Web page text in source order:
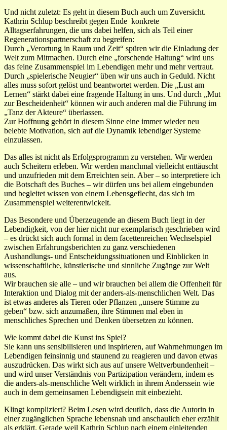
Und nicht zuletzt: Es geht in diesem Buch auch um Zuversicht.
Kathrin Schlup beschreibt gegen Ende konkrete
Alltagserfahrungen, die uns dabei helfen, sich als Teil einer
Regenerationspartnerschaft zu begreifen:
Durch „Verortung in Raum und Zeit“ spüren wir die Einladung der
Welt zum Mitmachen. Durch eine „forschende Haltung“ wird uns
das feine Zusammenspiel im Lebendigen mehr und mehr vertraut.
Durch „spielerische Neugier“ üben wir uns auch in Geduld. Nicht
alles muss sofort gelöst und beantwortet werden. Die „Lust am
Lernen“ stärkt dabei eine fragende Haltung in uns. Und durch „Mut
zur Bescheidenheit“ können wir auch anderen mal die Führung im
„Tanz der Akteure“ überlassen.
Zur Hoffnung gehört in diesem Sinne eine immer wieder neu
belebte Motivation, sich auf die Dynamik lebendiger Systeme
einzulassen.
Das alles ist nicht als Erfolgsprogramm zu verstehen. Wir werden
auch Scheitern erleben. Wir werden manchmal vielleicht enttäuscht
und unzufrieden mit dem Erreichten sein. Aber – so interpretiere ich
die Botschaft des Buches – wir dürfen uns bei allem eingebunden
und begleitet wissen von einem Lebensgeflecht, das sich im
Zusammenspiel weiterentwickelt.
Das Besondere und Überzeugende an diesem Buch liegt in der
Lebendigkeit, von der hier nicht nur exemplarisch geschrieben wird
– es drückt sich auch formal in dem facettenreichen Wechselspiel
zwischen Erfahrungsberichten zu ganz verschiedenen
Aushandlungs- und Entscheidungssituationen und Einblicken in
wissenschaftliche, künstlerische und sinnliche Zugänge zur Welt
aus.
Wir brauchen sie alle – und wir brauchen bei allem die Offenheit für
Interaktion und Dialog mit der anders-als-menschlichen Welt. Das
ist etwas anderes als Tieren oder Pflanzen „unsere Stimme zu
geben“ bzw. sich anzumaßen, ihre Stimmen mal eben in
menschliches Sprechen und Denken übersetzen zu können.
Wie kommt dabei die Kunst ins Spiel?
Sie kann uns sensibilisieren und inspirieren, auf Wahrnehmungen im
Lebendigen feinsinnig und staunend zu reagieren und davon etwas
auszudrücken. Das wirkt sich aus auf unsere Weltverbundenheit –
und wird unser Verständnis von Partizipation verändern, indem es
die anders-als-menschliche Welt wirklich in ihrem Anderssein wie
auch in dem gemeinsamen Lebendigsein mit einbezieht.
Klingt kompliziert? Beim Lesen wird deutlich, dass die Autorin in
einer zugänglichen Sprache lebensnah und anschaulich eher erzählt
als erklärt. Gerade weil Kathrin Schlup nach einem einleitenden